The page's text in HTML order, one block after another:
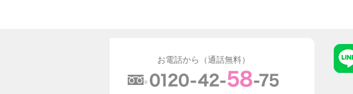
お電話から（通話無料）